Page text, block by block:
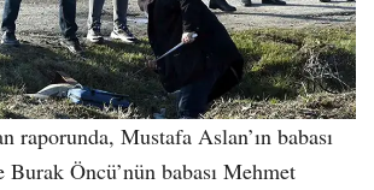
raporunda, Mustafa Aslan’ın babası
Öncü’nün babası Mehmet